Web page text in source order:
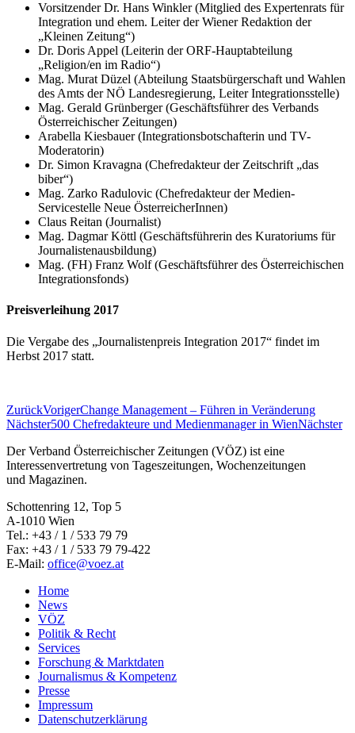
Vorsitzender Dr. Hans Winkler (Mitglied des Expertenrats für
Integration und ehem. Leiter der Wiener Redaktion der
„Kleinen Zeitung“)
Dr. Doris Appel (Leiterin der ORF-Hauptabteilung
„Religion/en im Radio“)
Mag. Murat Düzel (Abteilung Staatsbürgerschaft und Wahlen
des Amts der NÖ Landesregierung, Leiter Integrationsstelle)
Mag. Gerald Grünberger (Geschäftsführer des Verbands
Österreichischer Zeitungen)
Arabella Kiesbauer (Integrationsbotschafterin und TV-
Moderatorin)
Dr. Simon Kravagna (Chefredakteur der Zeitschrift „das
biber“)
Mag. Zarko Radulovic (Chefredakteur der Medien-
Servicestelle Neue ÖsterreicherInnen)
Claus Reitan (Journalist)
Mag. Dagmar Köttl (Geschäftsführerin des Kuratoriums für
Journalistenausbildung)
Mag. (FH) Franz Wolf (Geschäftsführer des Österreichischen
Integrationsfonds)
Preisverleihung 2017
Die Vergabe des „Journalistenpreis Integration 2017“ findet im
Herbst 2017 statt.
ZurückVorigerChange Management – Führen in Veränderung
Nächster500 Chefredakteure und Medienmanager in WienNächster
Der Verband Österreichischer Zeitungen (VÖZ) ist eine
Interessenvertretung von Tageszeitungen, Wochenzeitungen
und Magazinen.
Schottenring 12, Top 5
A-1010 Wien
Tel.: +43 / 1 / 533 79 79
Fax: +43 / 1 / 533 79 79-422
E-Mail: office@voez.at
Home
News
VÖZ
Politik & Recht
Services
Forschung & Marktdaten
Journalismus & Kompetenz
Presse
Impressum
Datenschutzerklärung